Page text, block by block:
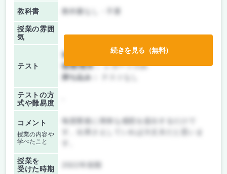
教科書 教科書なし・不要
授業の雰囲
気
テスト
前期/中間：
レポートのみ
後期/期末：レポートのみ
持ち込み：
テストの方
式や難易度
コメント
授業の内容や
学べたこと
毎授業後に簡単な感想を提出するだけで
授業を
受けた時期
続きを見る（無料）